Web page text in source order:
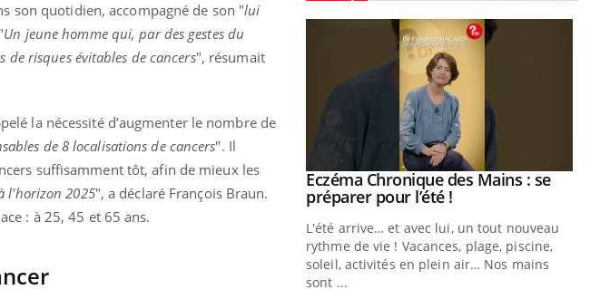
son quotidien, accompagné de son "lui
Un jeune homme qui, par des gestes du
risques évitables de cancers", résumait
la nécessité d’augmenter le nombre de
de 8 localisations de cancers". Il
suffisamment tôt, afin de mieux les
l'horizon 2025", a déclaré François Braun.
: à 25, 45 et 65 ans.
2
Youtube
Eczéma Chronique des Mains : se
préparer pour l’été !Youtube
L'été arrive… et avec lui, un tout nouveau
rythme de vie ! Vacances, plage, piscine,
soleil, activités en plein air… Nos mains
sont ...